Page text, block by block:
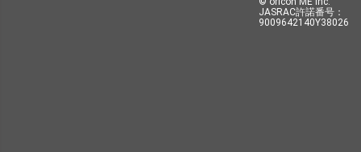
JASRAC許諾番号：
9009642140Y38026